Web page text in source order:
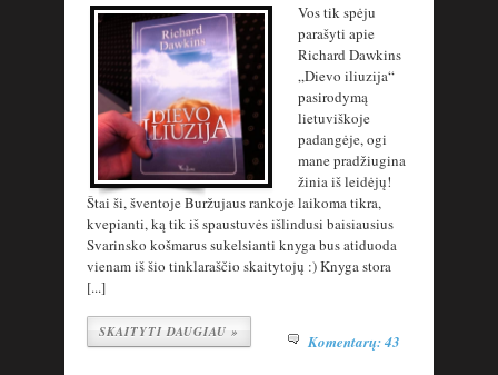
Vos tik spėju
parašyti apie
Richard Dawkins
„Dievo iliuzija“
pasirodymą
lietuviškoje
padangėje, ogi
mane pradžiugina
žinia iš leidėjų!
Štai ši, šventoje Buržujaus rankoje laikoma tikra,
kvepianti, ką tik iš spaustuvės išlindusi baisiausius
Svarinsko košmarus sukelsianti knyga bus atiduoda
vienam iš šio tinklaraščio skaitytojų :) Knyga stora
[...]
SKAITYTI DAUGIAU » Komentarų: 43